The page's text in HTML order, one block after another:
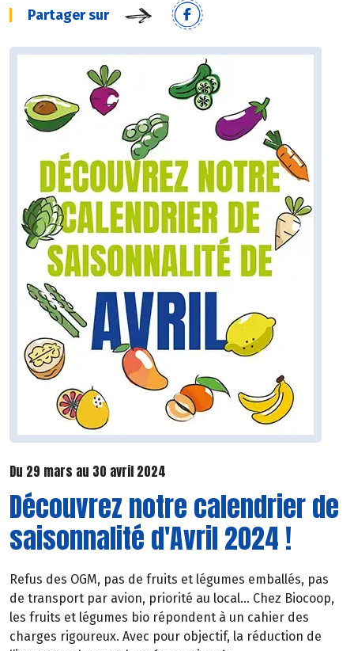
Partager sur
Du 29 mars au 30 avril 2024
Découvrez notre calendrier de
saisonnalité d'Avril 2024 !
Refus des OGM, pas de fruits et légumes emballés, pas
de transport par avion, priorité au local… Chez Biocoop,
les fruits et légumes bio répondent à un cahier des
charges rigoureux. Avec pour objectif, la réduction de